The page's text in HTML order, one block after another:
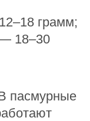
грамм;
— 18–30
пасмурные